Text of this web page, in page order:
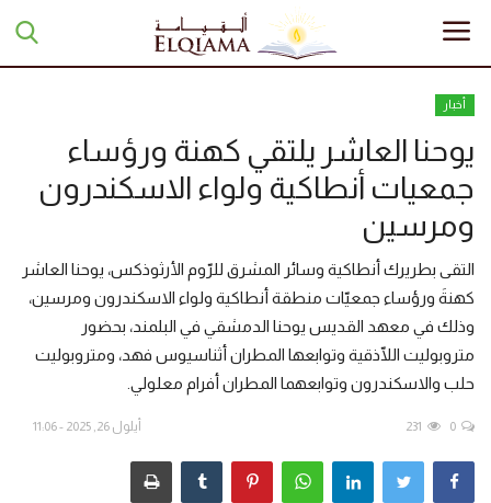
الرئيسية
تبرعات
أخبار
مقالات
منوعات
مجلة السراج
أخبار
يوحنا العاشر يلتقي كهنة ورؤساء
جمعيات أنطاكية ولواء الاسكندرون
ومرسين
التقى بطريرك أنطاكية وسائر المشرق للرّوم الأرثوذكس، يوحنا العاشر
كهنةَ ورؤساء جمعيّات منطقة أنطاكية ولواء الاسكندرون ومرسين،
وذلك في معهد القديس يوحنا الدمشقي في البلمند، بحضور
متروبوليت اللّاذقية وتوابعها المطران أثناسيوس فهد، ومتروبوليت
حلب والاسكندرون وتوابعهما المطران أفرام معلولي.
أيلول 26, 2025 - 11:06 0
231